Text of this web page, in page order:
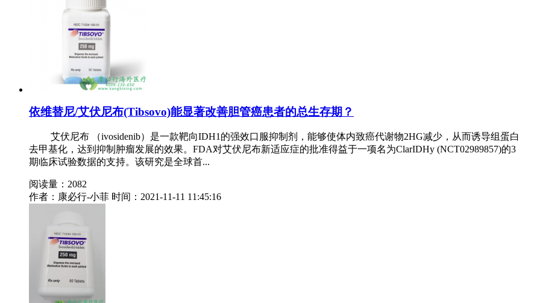
依维替尼/艾伏尼布(Tibsovo)能显著改善胆管癌患者的总生存期？
艾伏尼布 （ivosidenib）是一款靶向IDH1的强效口服抑制剂，能够使体内致癌代谢物2HG减少，从而诱导组蛋白
去甲基化，达到抑制肿瘤发展的效果。FDA对艾伏尼布新适应症的批准得益于一项名为ClarIDHy (NCT02989857)的3
期临床试验数据的支持。该研究是全球首...
阅读量：2082
作者：康必行-小菲 时间：2021-11-11 11:45:16